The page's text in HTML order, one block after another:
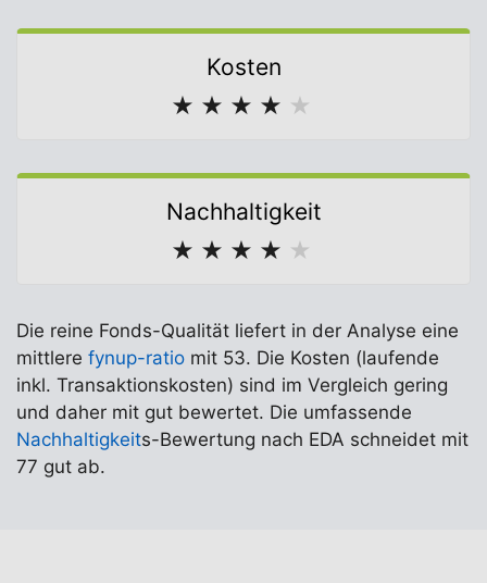
Kosten
★ ★ ★ ★ ★
Nachhaltigkeit
★ ★ ★ ★ ★
Die reine Fonds-Qualität liefert in der Analyse eine
mittlere fynup-ratio mit 53. Die Kosten (laufende
inkl. Transaktionskosten) sind im Vergleich gering
und daher mit gut bewertet. Die umfassende
Nachhaltigkeits-Bewertung nach EDA schneidet mit
77 gut ab.